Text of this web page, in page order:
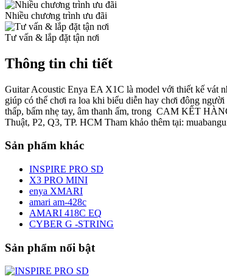
Nhiều chương trình ưu đãi
Tư vấn & lắp đặt tận nơi
Thông tin chi tiết
Guitar Acoustic Enya EA X1C là model với thiết kế vát
giúp có thể chơi ra loa khi biểu diễn hay chơi đông người
thấp, bấm nhẹ tay, âm thanh ấm, trong CAM KẾT
Thuật, P2, Q3, TP. HCM Tham khảo thêm tại:
Sản phẩm khác
INSPIRE PRO SD
X3 PRO MINI
enya XMARI
amari am-428c
AMARI 418C EQ
CYBER G -STRING
Sản phẩm nổi bật